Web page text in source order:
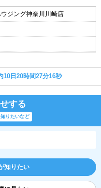
ジング神奈川川崎店
10日20時間27分15秒
する
りたいなど
知りたい